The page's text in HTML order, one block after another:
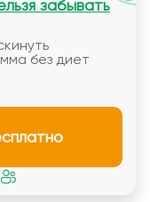
забывать
без диет